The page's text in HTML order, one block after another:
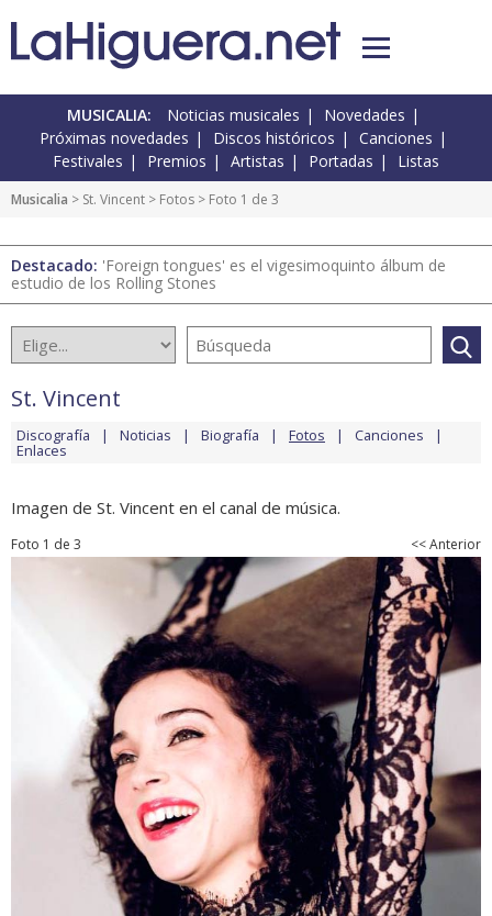
MUSICALIA: Noticias musicales
Novedades
Próximas novedades
Discos históricos
Canciones
Festivales
Premios Artistas Portadas Listas
Musicalia > St. Vincent > Fotos > Foto 1 de 3
Destacado: 'Foreign tongues' es el vigesimoquinto álbum de
estudio de los Rolling Stones
St. Vincent
Discografía Noticias Biografía Fotos Canciones
Enlaces
Imagen de St. Vincent en el canal de música.
Foto 1 de 3 << Anterior